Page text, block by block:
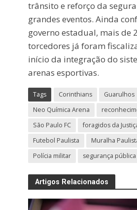
trânsito e reforço da
grandes eventos. Ainda
governo estadual, mais de
torcedores já foram
início da integração do
arenas esportivas.
Tags Corinthians Guarulhos
Neo Química Arena
São Paulo FC
foragidos da
Futebol Paulista
Muralha
Polícia militar
segurança pública
Artigos Relacionados